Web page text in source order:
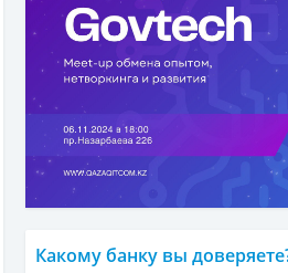
Какому банку вы